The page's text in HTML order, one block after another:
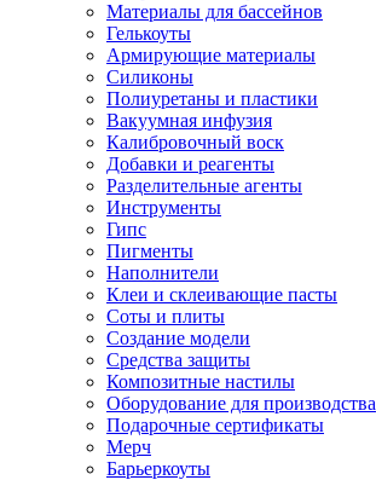
Материалы для бассейнов
Гелькоуты
Армирующие материалы
Силиконы
Полиуретаны и пластики
Вакуумная инфузия
Калибровочный воск
Добавки и реагенты
Разделительные агенты
Инструменты
Гипс
Пигменты
Наполнители
Клеи и склеивающие пасты
Соты и плиты
Создание модели
Средства защиты
Композитные настилы
Оборудование для производства
Подарочные сертификаты
Мерч
Барьеркоуты